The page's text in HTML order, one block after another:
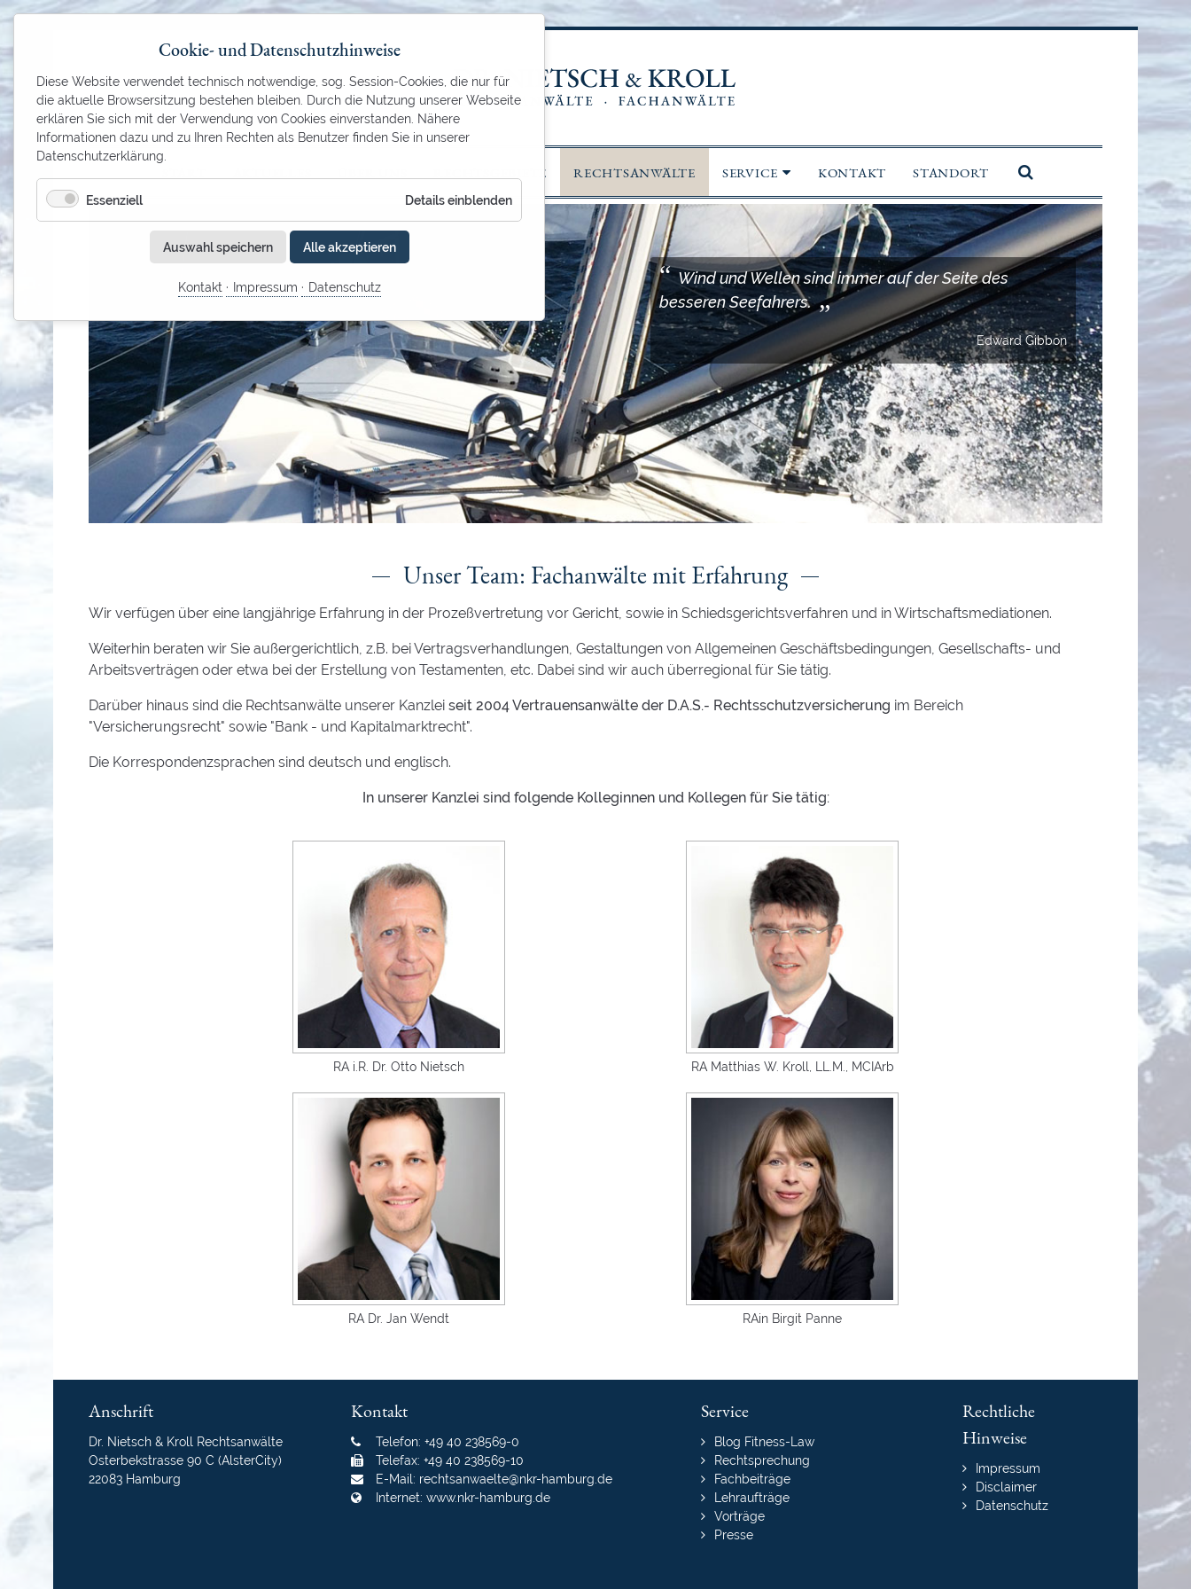
Cookie- und Datenschutzhinweise
Diese Website verwendet technisch notwendige, sog. Session-Cookies, die nur für
die aktuelle Browsersitzung bestehen bleiben. Durch die Nutzung unserer Webseite
erklären Sie sich mit der Verwendung von Cookies einverstanden. Nähere
Informationen dazu und zu Ihren Rechten als Benutzer finden Sie in unserer
Datenschutzerklärung.
Essenziell Details einblendenfür
Essenziell
Auswahl speichern
Alle akzeptieren
Kontakt Impressum Datenschutz
RECHTSGEBIETE RECHTSANWÄLTE SERVICE KONTAKT STANDORT
Wind und Wellen sind immer auf der Seite des
besseren Seefahrers.
Edward Gibbon
Unser Team: Fachanwälte mit Erfahrung
Wir verfügen über eine langjährige Erfahrung in der Prozeßvertretung vor Gericht, sowie in Schiedsgerichtsverfahren und in Wirtschaftsmediationen.
Weiterhin beraten wir Sie außergerichtlich, z.B. bei Vertragsverhandlungen, Gestaltungen von Allgemeinen Geschäftsbedingungen, Gesellschafts- und
Arbeitsverträgen oder etwa bei der Erstellung von Testamenten, etc. Dabei sind wir auch überregional für Sie tätig.
Darüber hinaus sind die Rechtsanwälte unserer Kanzlei seit 2004 Vertrauensanwälte der D.A.S.- Rechtsschutzversicherung im Bereich
"Versicherungsrecht" sowie "Bank - und Kapitalmarktrecht".
Die Korrespondenzsprachen sind deutsch und englisch.
In unserer Kanzlei sind folgende Kolleginnen und Kollegen für Sie tätig:
RA i.R. Dr. Otto Nietsch RA Matthias W. Kroll, LL.M., MCIArb
RA Dr. Jan Wendt RAin Birgit Panne
Anschrift
Dr. Nietsch & Kroll Rechtsanwälte
Osterbekstrasse 90 C (AlsterCity)
22083 Hamburg
Kontakt
Telefon: +49 40 238569-0
Telefax: +49 40 238569-10
E-Mail: rechtsanwaelte@nkr-hamburg.de
Internet: www.nkr-hamburg.de
Service
Navigation
überspringen
Blog Fitness-Law
Rechtsprechung
Fachbeiträge
Lehraufträge
Vorträge
Presse
Rechtliche
Hinweise
Navigation
überspringen
Impressum
Disclaimer
Datenschutz